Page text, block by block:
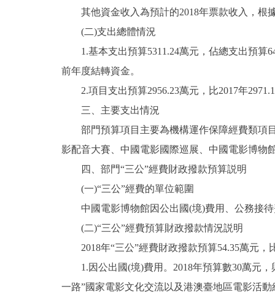
參與調查
走進北京
北京概況
綠色北京
ENGLISH
DEUTSCH
其他資金收入為預計的2018年票款收入，根
(二)支出總體情況
1.基本支出預算5311.24萬元，佔總支出預算
前年度結轉資金。
2.項目支出預算2956.23萬元，比2017年
三、主要支出情況
部門預算項目主要為機構運作保障經費類項目
影配音大賽、中國電影國際巡展、中國電影博物
四、部門“三公”經費財政撥款預算説明
(一)“三公”經費的單位範圍
中國電影博物館因公出國(境)費用、公務接待
(二)“三公”經費預算財政撥款情況説明
2018年“三公”經費財政撥款預算54.35萬元，
1.因公出國(境)費用。2018年預算數30萬元，
一路”國家電影文化交流以及港澳臺地區電影活